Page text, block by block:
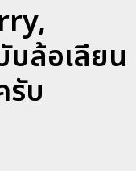
บล้อเลียน
รับ